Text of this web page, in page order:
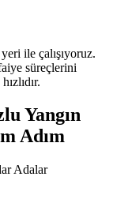
ile çalışıyoruz.
süreçlerini
Yangın
Adım
Adalar